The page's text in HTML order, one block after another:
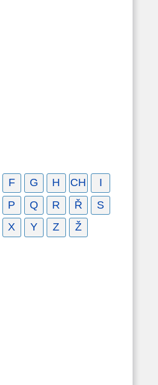
F G H CH
I
P Q R Ř
S
X Y Z Ž